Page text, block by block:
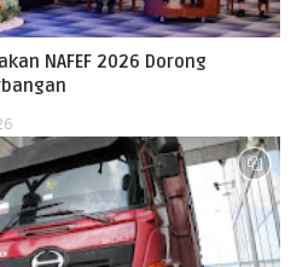
NAFEF 2026 Dorong